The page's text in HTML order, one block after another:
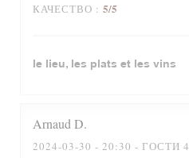
КАЧЕСТВО : 5/5
le lieu, les plats et les vins
ArnaudD
2024-03-30 - 20:30 - ГОСТИ 4